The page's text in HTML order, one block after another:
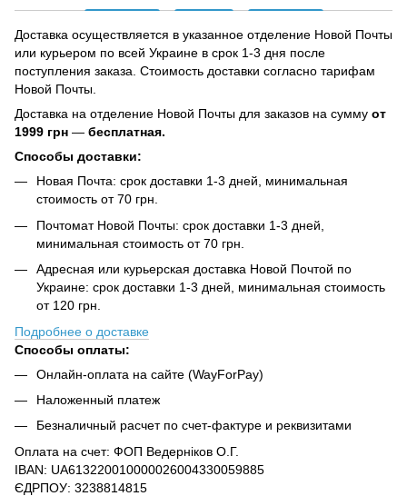
Доставка осуществляется в указанное отделение Новой Почты
или курьером по всей Украине в срок 1-3 дня после
поступления заказа. Стоимость доставки согласно тарифам
Новой Почты.
Доставка на отделение Новой Почты для заказов на сумму от
1999 грн — бесплатная.
Способы доставки:
Новая Почта: срок доставки 1-3 дней, минимальная
стоимость от 70 грн.
Почтомат Новой Почты: срок доставки 1-3 дней,
минимальная стоимость от 70 грн.
Адресная или курьерская доставка Новой Почтой по
Украине: срок доставки 1-3 дней, минимальная стоимость
от 120 грн.
Подробнее о доставке
Способы оплаты:
Онлайн-оплата на сайте (WayForPay)
Наложенный платеж
Безналичный расчет по счет-фактуре и реквизитами
Оплата на счет: ФОП Ведерніков О.Г.
IBAN: UA613220010000026004330059885
ЄДРПОУ: 3238814815